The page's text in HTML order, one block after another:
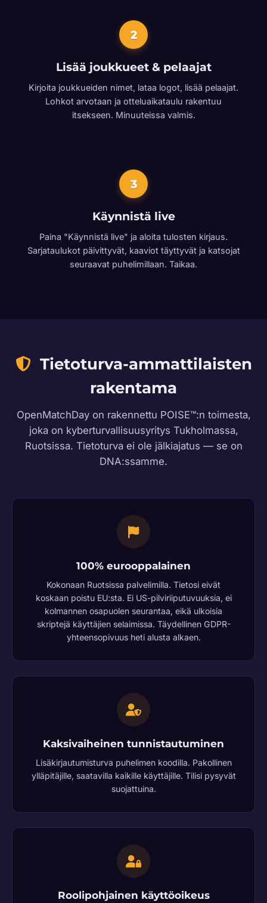
2
Lisää joukkueet & pelaajat
Kirjoita joukkueiden nimet, lataa logot, lisää pelaajat.
Lohkot arvotaan ja otteluaikataulu rakentuu
itsekseen. Minuuteissa valmis.
3
Käynnistä live
Paina "Käynnistä live" ja aloita tulosten kirjaus.
Sarjataulukot päivittyvät, kaaviot täyttyvät ja katsojat
seuraavat puhelimillaan. Taikaa.
Tietoturva-ammattilaisten
rakentama
OpenMatchDay on rakennettu POISE™:n toimesta,
joka on kyberturvallisuusyritys Tukholmassa,
Ruotsissa. Tietoturva ei ole jälkiajatus — se on
DNA:ssamme.
100% eurooppalainen
Kokonaan Ruotsissa palvelimilla. Tietosi eivät
koskaan poistu EU:sta. Ei US-pilviriiputuvuuksia, ei
kolmannen osapuolen seurantaa, eikä ulkoisia
skriptejä käyttäjien selaimissa. Täydellinen GDPR-
yhteensopivuus heti alusta alkaen.
Kaksivaiheinen tunnistautuminen
Lisäkirjautumisturva puhelimen koodilla. Pakollinen
ylläpitäjille, saatavilla kaikille käyttäjille. Tilisi pysyvät
suojattuina.
Roolipohjainen käyttöoikeus